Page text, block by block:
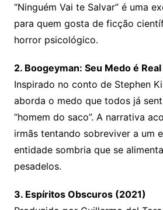
“Ninguém Vai te Salvar” é uma
para quem gosta de ficção
horror psicológico.
2. Boogeyman: Seu Medo é
Inspirado no conto de Stephen
aborda o medo que todos já
“homem do saco”. A narrativa
irmãs tentando sobreviver a um
entidade sombria que se
pesadelos.
3. Espíritos Obscuros (2021)